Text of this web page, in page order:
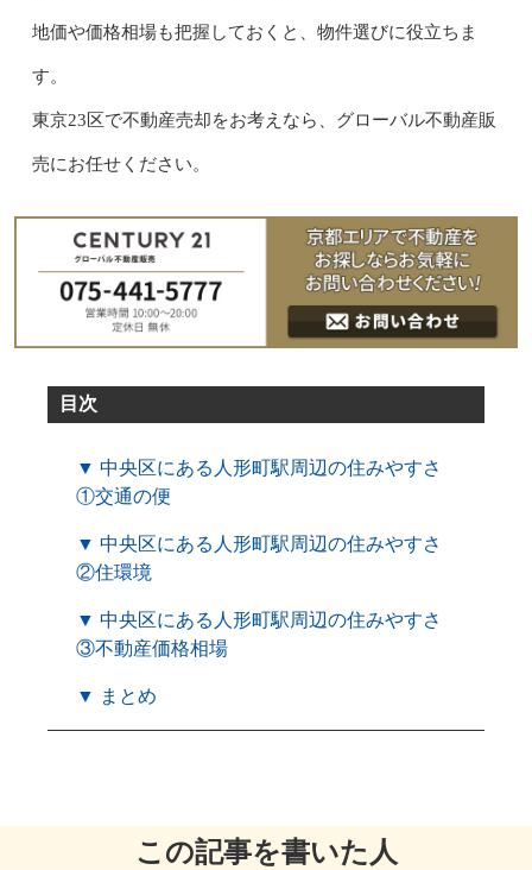
地価や価格相場も把握しておくと、物件選びに役立ちま
す。
東京23区で不動産売却をお考えなら、グローバル不動産販
売にお任せください。
目次
▼ 中央区にある人形町駅周辺の住みやすさ
①交通の便
▼ 中央区にある人形町駅周辺の住みやすさ
②住環境
▼ 中央区にある人形町駅周辺の住みやすさ
③不動産価格相場
▼ まとめ
この記事を書いた人